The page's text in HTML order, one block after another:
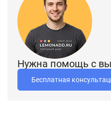
Нужна помощь с
Бесплатная